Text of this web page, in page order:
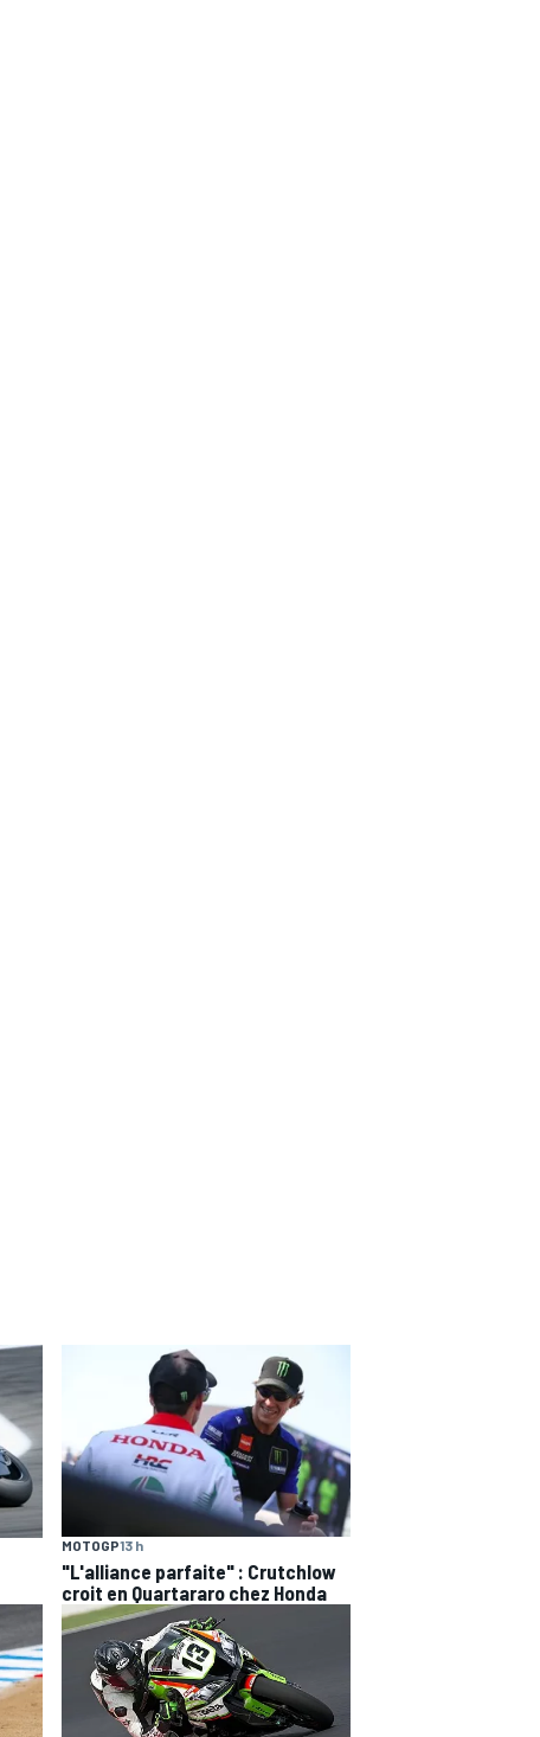
MOTOGP13 h
"L'alliance parfaite" : Crutchlow
croit en Quartararo chez Honda